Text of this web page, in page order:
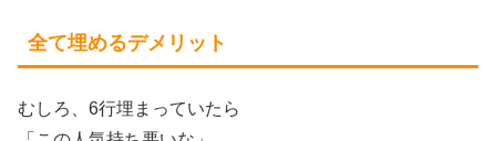
全て埋めるデメリット
むしろ、6行埋まっていたら